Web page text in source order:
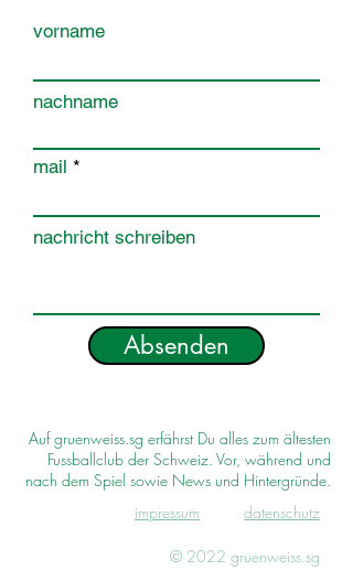
vorname
nachname
mail
nachricht schreiben
Absenden
Auf gruenweiss.sg erfährst Du alles zum ältesten
Fussballclub der Schweiz. Vor, während und
nach dem Spiel sowie News und Hintergründe.
impressum
datenschutz
© 2022 gruenweiss.sg